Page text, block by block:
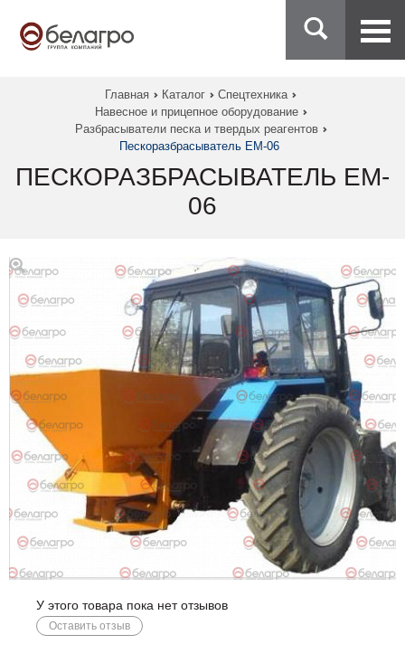
Главная Каталог
Спецтехника
Навесное и прицепное оборудование
Разбрасыватели песка и твердых реагентов
Пескоразбрасыватель ЕМ-06
ПЕСКОРАЗБРАСЫВАТЕЛЬ ЕМ-
06
У этого товара пока нет отзывов
Оставить отзыв